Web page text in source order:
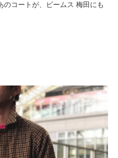
のコートが、ビームス 梅田にも